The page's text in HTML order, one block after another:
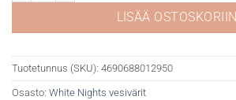
LISÄÄ OSTOSKORIIN
Tuotetunnus (SKU): 4690688012950
Osasto: White Nights vesivärit